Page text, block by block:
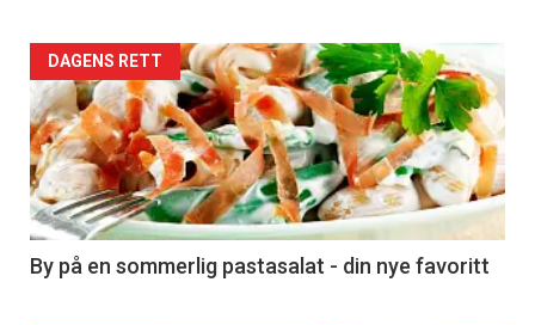
Forsiden
akkurat
nå
-
5
DAGENS RETT
By på en sommerlig pastasalat - din nye favoritt